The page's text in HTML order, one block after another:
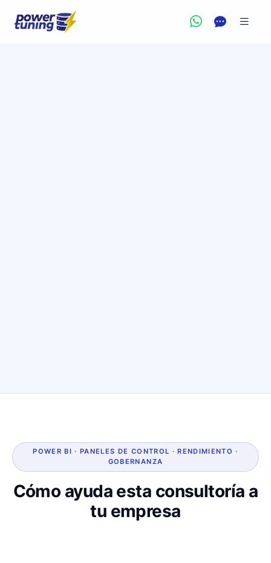
POWER BI · PANELES DE CONTROL · RENDIMIENTO ·
GOBERNANZA
Cómo ayuda esta consultoría a
tu empresa